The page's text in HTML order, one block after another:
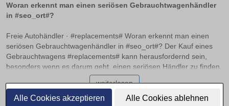
Alle Cookies akzeptieren Alle Cookies ablehnen
Woran erkennt man einen seriösen Gebrauchtwagenhändler
in #seo_ort#?
Freie Autohändler · #replacements# Woran erkennt man einen
seriösen Gebrauchtwagenhändler in #seo_ort#? Der Kauf eines
Gebrauchtwagens #replacements# kann herausfordernd sein,
besonders wenn es darum geht, einen seriösen Händler zu finden.
Professionelle Autohändler zeichnen sich durch bestimmte
Merkmale aus, die auf einen zuverlässigen Betrieb hinweisen. In
diesem Ratgeber erfahren Sie, worauf Sie achten sollten, welche
weiterlesen